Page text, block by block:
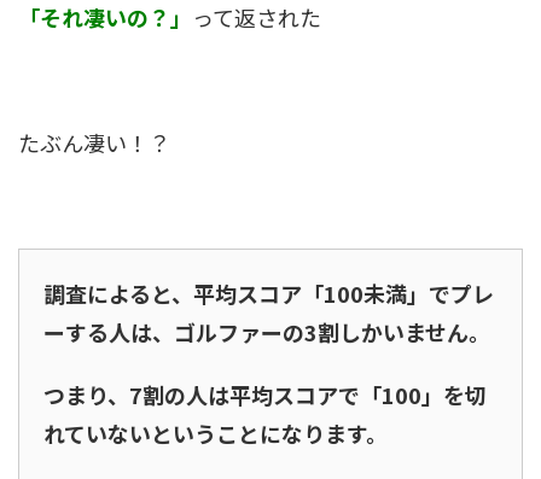
「それ凄いの？」 って返された
たぶん凄い！？
調査によると、平均スコア「100未満」でプレ
ーする人は、ゴルファーの3割しかいません。
つまり、7割の人は平均スコアで「100」を切
れていないということになります。